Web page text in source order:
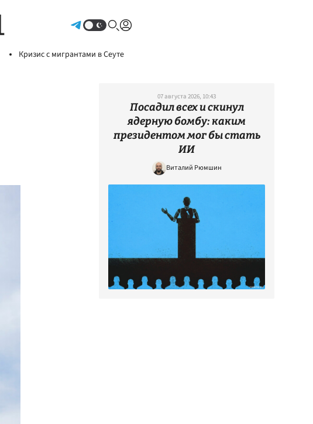
Кризис с мигрантами в Сеуте
07 августа 2026, 10:43
Посадил всех и скинул
ядерную бомбу: каким
президентом мог бы стать
ИИ
Виталий Рюмшин